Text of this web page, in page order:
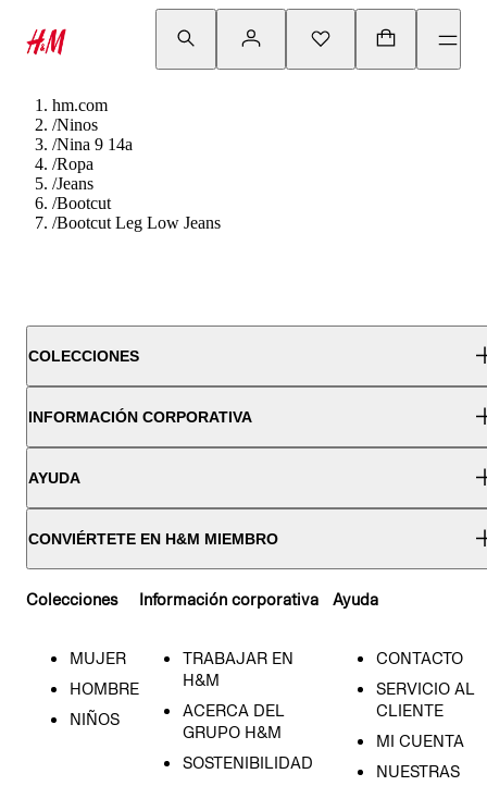
hm.com
/Ninos
/Nina 9 14a
/Ropa
/Jeans
/Bootcut
/Bootcut Leg Low Jeans
COLECCIONES
INFORMACIÓN CORPORATIVA
AYUDA
CONVIÉRTETE EN H&M MIEMBRO
Colecciones
MUJER
HOMBRE
NIÑOS
Información corporativa
TRABAJAR EN
H&M
ACERCA DEL
GRUPO H&M
SOSTENIBILIDAD
Ayuda
CONTACTO
SERVICIO AL
CLIENTE
MI CUENTA
NUESTRAS